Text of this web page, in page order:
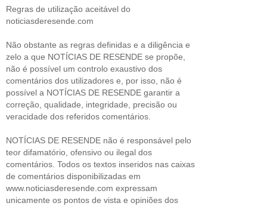
Regras de utilização aceitável do
noticiasderesende.com
Não obstante as regras definidas e a diligência e
zelo a que NOTÍCIAS DE RESENDE se propõe,
não é possível um controlo exaustivo dos
comentários dos utilizadores e, por isso, não é
possível a NOTÍCIAS DE RESENDE garantir a
correção, qualidade, integridade, precisão ou
veracidade dos referidos comentários.
NOTÍCIAS DE RESENDE não é responsável pelo
teor difamatório, ofensivo ou ilegal dos
comentários. Todos os textos inseridos nas caixas
de comentários disponibilizadas em
www.noticiasderesende.com expressam
unicamente os pontos de vista e opiniões dos